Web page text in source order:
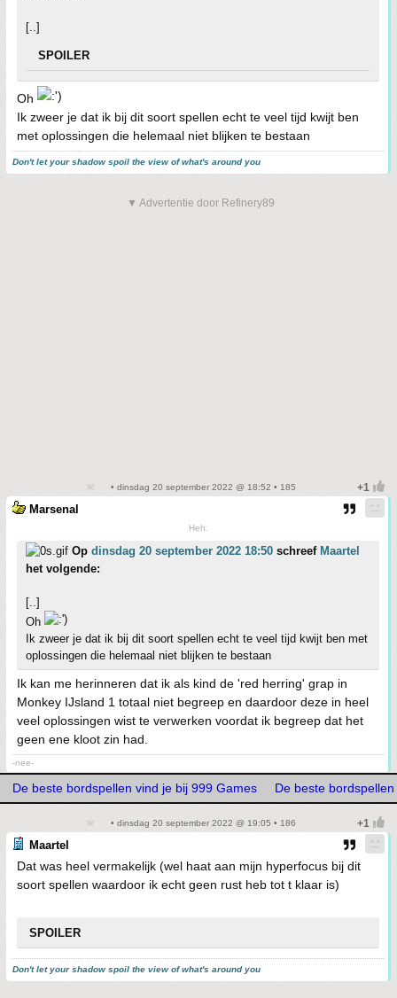
[..]
SPOILER
Oh
Ik zweer je dat ik bij dit soort spellen echt te veel tijd kwijt ben
met oplossingen die helemaal niet blijken te bestaan
Don't let your shadow spoil the view of what's around you
▼ Advertentie door Refinery89
• dinsdag 20 september 2022 @ 18:52 • 185
Marsenal
Heh.
Op dinsdag 20 september 2022 18:50 schreef Maartel
het volgende:
[..]
Oh
Ik zweer je dat ik bij dit soort spellen echt te veel tijd kwijt ben met
oplossingen die helemaal niet blijken te bestaan
Ik kan me herinneren dat ik als kind de 'red herring' grap in
Monkey IJsland 1 totaal niet begreep en daardoor deze in heel
veel oplossingen wist te verwerken voordat ik begreep dat het
geen ene kloot zin had.
-nee-
De beste bordspellen vind je bij 999 Games De beste
• dinsdag 20 september 2022 @ 19:05 • 186
Maartel
Dat was heel vermakelijk (wel haat aan mijn hyperfocus bij dit
soort spellen waardoor ik echt geen rust heb tot t klaar is)
SPOILER
Don't let your shadow spoil the view of what's around you